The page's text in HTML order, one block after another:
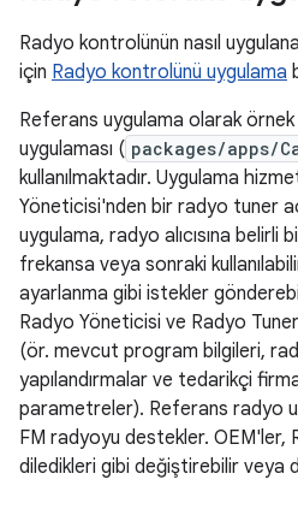
Radyo kontrolünün nasıl
için Radyo kontrolünü uygulama
Referans uygulama olarak
uygulaması ( packages/apps/
kullanılmaktadır. Uygulama
Yöneticisi'nden bir radyo tuner
uygulama, radyo alıcısına belirli
frekansa veya sonraki
ayarlanma gibi istekler
Radyo Yöneticisi ve Radyo
(ör. mevcut program bilgileri,
yapılandırmalar ve tedarikçi
parametreler). Referans radyo
FM radyoyu destekler. OEM'ler,
diledikleri gibi değiştirebilir veya